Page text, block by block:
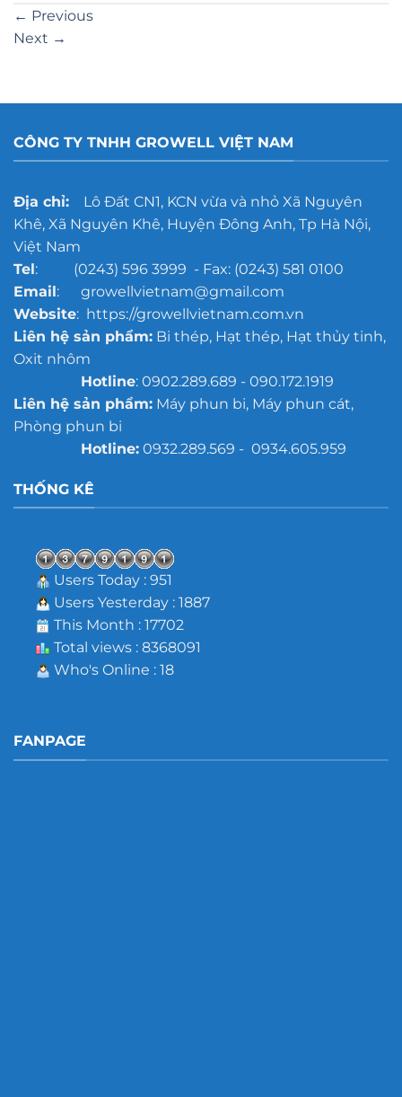
← Previous
Next →
CÔNG TY TNHH GROWELL VIỆT NAM
Địa chỉ:Lô Đất CN1, KCN vừa và nhỏ Xã Nguyên
Khê, Xã Nguyên Khê, Huyện Đông Anh, Tp Hà Nội,
Việt Nam
Tel: (0243) 596 3999 - Fax: (0243) 581 0100
Email: growellvietnam@gmail.com
Website: https://growellvietnam.com.vn
Liên hệ sản phẩm:Bi thép, Hạt thép, Hạt thủy tinh,
Oxit nhôm
Hotline: 0902.289.689 - 090.172.1919
Liên hệ sản phẩm:Máy phun bi, Máy phun cát,
Phòng phun bi
Hotline:0932.289.569 - 0934.605.959
THỐNG KÊ
Users Today : 951
Users Yesterday : 1887
This Month : 17702
Total views : 8368091
Who's Online : 18
FANPAGE